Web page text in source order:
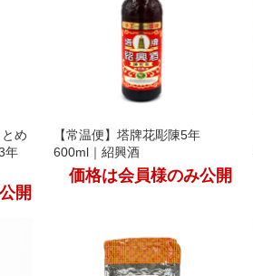
め
年
開
【常温便】塔牌花彫陳5年
600ml｜紹興酒
価格は会員様のみ公開